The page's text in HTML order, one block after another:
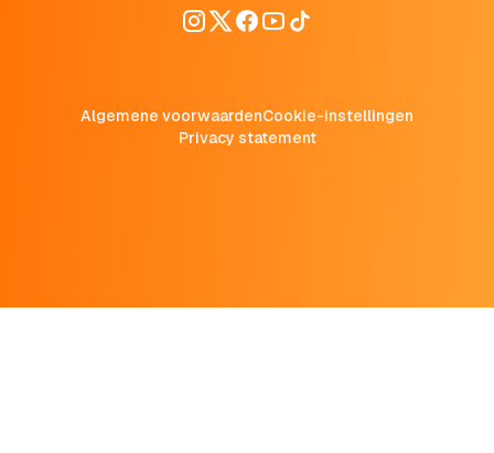
Algemene voorwaardenCookie-instellingen
Privacy statement